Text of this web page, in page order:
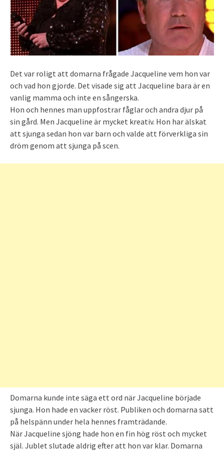
Det var roligt att domarna frågade Jacqueline vem hon var
och vad hon gjorde. Det visade sig att Jacqueline bara är en
vanlig mamma och inte en sångerska.
Hon och hennes man uppfostrar fåglar och andra djur på
sin gård. Men Jacqueline är mycket kreativ. Hon har älskat
att sjunga sedan hon var barn och valde att förverkliga sin
dröm genom att sjunga på scen.
Domarna kunde inte säga ett ord när Jacqueline började
sjunga. Hon hade en vacker röst. Publiken och domarna satt
på helspänn under hela hennes framträdande.
När Jacqueline sjöng hade hon en fin hög röst och mycket
själ. Jublet slutade aldrig efter att hon var klar. Domarna